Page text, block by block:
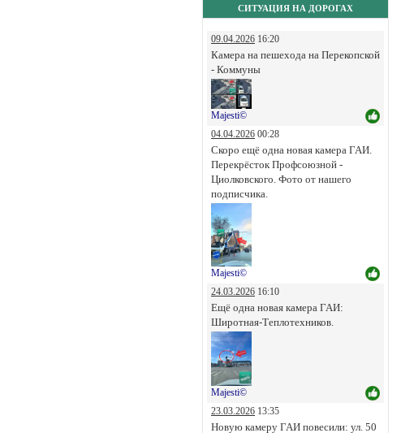
СИТУАЦИЯ НА ДОРОГАХ
09.04.2026 16:20
Камера на пешехода на Перекопской
- Коммуны
Majesti©
04.04.2026 00:28
Скоро ещё одна новая камера ГАИ.
Перекрёсток Профсоюзной -
Циолковского. Фото от нашего
подписчика.
Majesti©
24.03.2026 16:10
Ещё одна новая камера ГАИ:
Широтная-Теплотехников.
Majesti©
23.03.2026 13:35
Новую камеру ГАИ повесили: ул. 50